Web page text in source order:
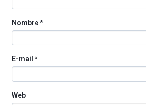
Nombre*
E-mail *
Web